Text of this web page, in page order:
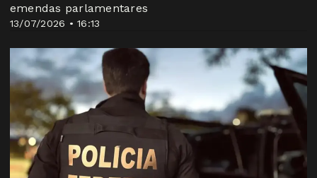
13/07/2026 • 16:13
emendas parlamentares